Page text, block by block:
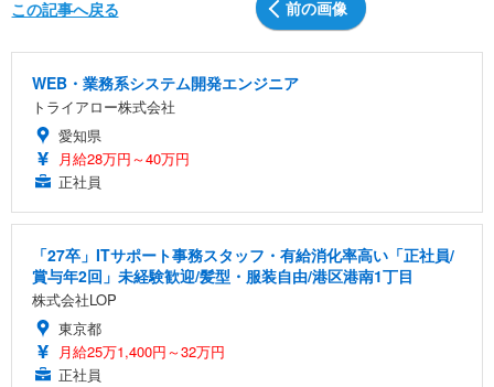
前の画像
この記事へ戻る
WEB・業務系システム開発エンジニア
トライアロー株式会社
愛知県
月給28万円～40万円
正社員
「27卒」ITサポート事務スタッフ・有給消化率高い「正社員/
賞与年2回」未経験歓迎/髪型・服装自由/港区港南1丁目
株式会社LOP
東京都
月給25万1,400円～32万円
正社員